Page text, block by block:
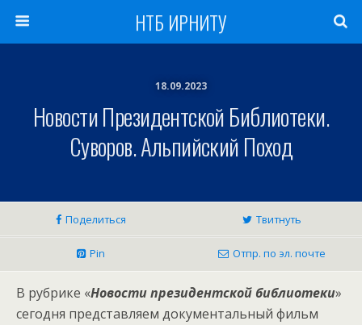
НТБ ИРНИТУ
18.09.2023
Новости Президентской Библиотеки.
Суворов. Альпийский Поход
Поделиться Твитнуть
Pin Отпр. по эл. почте
В рубрике «Новости президентской библиотеки»
сегодня представляем документальный фильм